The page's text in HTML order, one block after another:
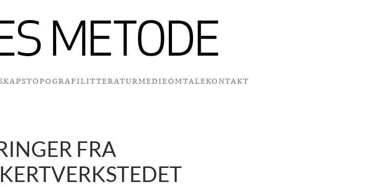
LITTERATURMEDIEOMTALEKONTAKT
FRA